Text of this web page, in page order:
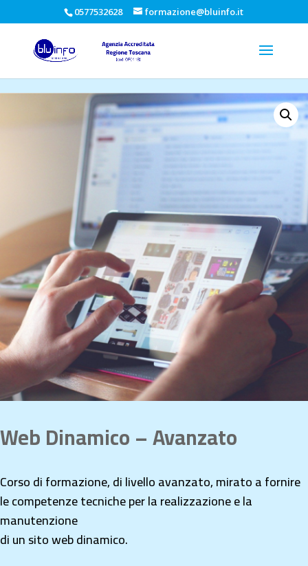
0577532628 formazione@bluinfo.it
Web Dinamico – Avanzato
Corso di formazione, di livello avanzato, mirato a fornire
le competenze tecniche per la realizzazione e la
manutenzione
di un sito web dinamico.